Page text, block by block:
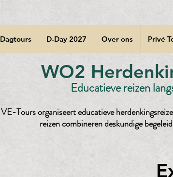
Dagtours D-Day 2027 Over ons Privé
WO2
Educatieve reizen
VE-Tours organiseert educatieve
reizen combineren deskundige